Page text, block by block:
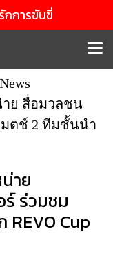
กการขับขี่
News
ย สื่อมวลชน
ตช์ 2 ทีมชั้นนำ
าย
ร่วมชม
Cup